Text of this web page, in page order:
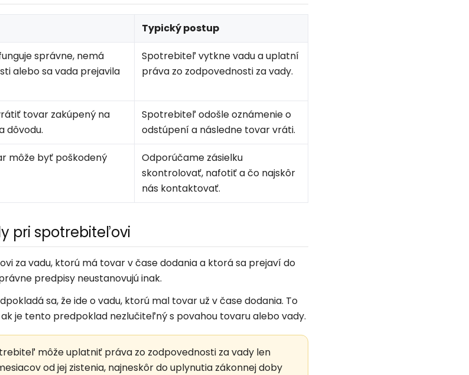
Typický postup
správne, nemá
alebo sa vada prejavila
Spotrebiteľ vytkne vadu a uplatní
práva zo zodpovednosti za vady.
tovar zakúpený na
dôvodu.
Spotrebiteľ odošle oznámenie o
odstúpení a následne tovar vráti.
môže byť poškodený
Odporúčame zásielku
skontrolovať, nafotiť a čo najskôr
nás kontaktovať.
pri spotrebiteľovi
za vadu, ktorú má tovar v čase dodania a ktorá sa prejaví do
predpisy neustanovujú inak.
sa, že ide o vadu, ktorú mal tovar už v čase dodania. To
je tento predpoklad nezlučiteľný s povahou tovaru alebo vady.
môže uplatniť práva zo zodpovednosti za vady len
od jej zistenia, najneskôr do uplynutia zákonnej doby